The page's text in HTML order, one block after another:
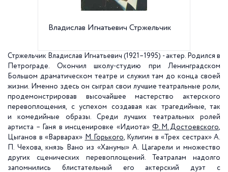
Владислав Игнатьевич Стржельчик
Стржельчик Владислав Игнатьевич (1921–1995) - актер. Родился в
Петрограде. Окончил школу-студию при Ленинградском
Большом драматическом театре и служил там до конца своей
жизни. Именно здесь он сыграл свои лучшие театральные роли,
продемонстрировав высочайшее мастерство актерского
перевоплощения, с успехом создавая как трагедийные, так
и комедийные образы. Среди лучших театральных ролей
артиста – Ганя в инсценировке «Идиота» Ф. М. Достоевского,
Цыганов в «Варварах» М. Горького, Кулигин в «Трех сестрах» А.
П. Чехова, князь Вано из «Ханумы» А. Цагарели и множество
других сценических перевоплощений. Театралам надолго
запомнились блистательный его актерский дуэт с